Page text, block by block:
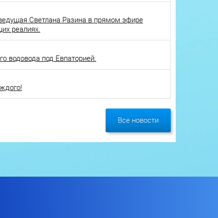
Светлана Разина в прямом эфире
реалиях.
водовода под Евпаторией.
Все новости